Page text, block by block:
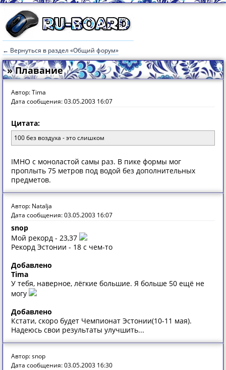
← Вернуться в раздел «Общий форум»
» Плавание
Автор: Tima
Дата сообщения: 03.05.2003 16:07
Цитата:
100 без воздуха - это слишком
IMHO с моноластой самы раз. В пике формы мог
проплыть 75 метров под водой без дополнительных
предметов.
Автор: Natalja
Дата сообщения: 03.05.2003 16:07
snop
Мой рекорд - 23,37
Рекорд Эстонии - 18 с чем-то
Добавлено
Tima
У тебя, наверное, лёгкие большие. Я больше 50 ещё не
могу
Добавлено
Кстати, скоро будет Чемпионат Эстонии(10-11 мая).
Надеюсь свои результаты улучшить...
Автор: snop
Дата сообщения: 03.05.2003 16:30